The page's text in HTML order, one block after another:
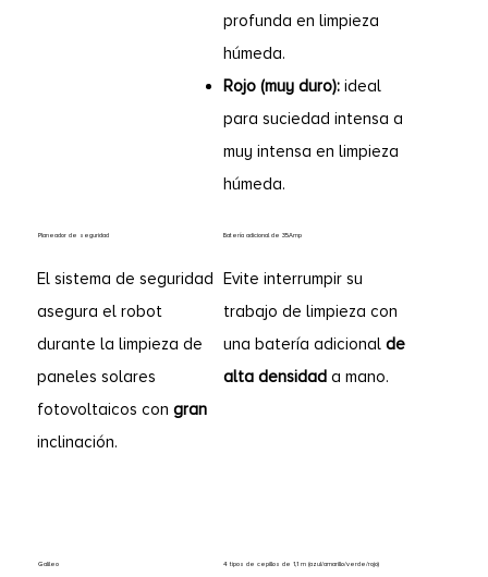
profunda en limpieza
húmeda.
Rojo (muy duro): ideal
para suciedad intensa a
muy intensa en limpieza
húmeda.
Planeador de seguridad
El sistema de seguridad
asegura el robot
durante la limpieza de
paneles solares
fotovoltaicos congran
inclinación.
Batería adicional de 35Amp
Evite interrumpir su
trabajo de limpieza con
una batería adicionalde
alta densidad a mano.
Galileo 4 tipos de cepillos de 1,1 m (azul/amarillo/verde/rojo)